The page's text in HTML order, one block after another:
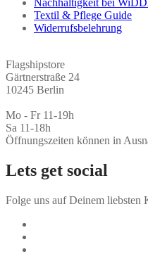
Textil & Pflege Guide
Widerrufsbelehrung
Flagshipstore
Gärtnerstraße 24
10245 Berlin
Mo - Fr 11-19h
Sa 11-18h
Öffnungszeiten können in
Lets get social
Folge uns auf Deinem liebsten